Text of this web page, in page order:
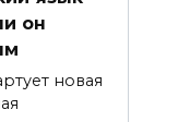
он
новая